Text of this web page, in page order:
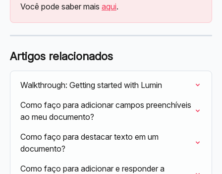
Você pode saber mais aqui.
Artigos relacionados
Walkthrough: Getting started with Lumin
Como faço para adicionar campos preenchíveis
ao meu documento?
Como faço para destacar texto em um
documento?
Como faço para adicionar e responder a